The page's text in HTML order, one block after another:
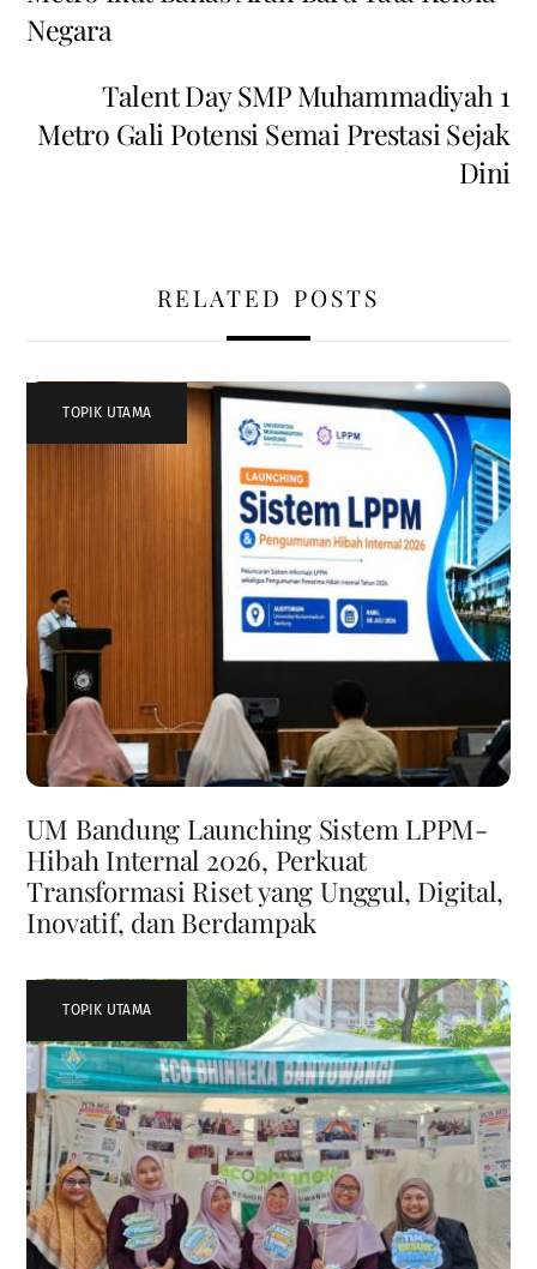
Negara
Talent Day SMP Muhammadiyah 1
Metro Gali Potensi Semai Prestasi Sejak
Dini
RELATED POSTS
TOPIK UTAMA
UM Bandung Launching Sistem LPPM-
Hibah Internal 2026, Perkuat
Transformasi Riset yang Unggul, Digital,
Inovatif, dan Berdampak
TOPIK UTAMA